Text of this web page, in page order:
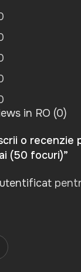
in RO (0)
o recenzie
(50 focuri)”